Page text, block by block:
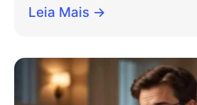
Leia Mais →